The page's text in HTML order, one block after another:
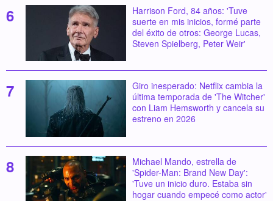
Harrison Ford, 84 años: 'Tuve
suerte en mis inicios, formé parte
del éxito de otros: George Lucas,
Steven Spielberg, Peter Weir'
Giro inesperado: Netflix cambia la
última temporada de 'The Witcher'
con Liam Hemsworth y cancela su
estreno en 2026
Michael Mando, estrella de
'Spider-Man: Brand New Day':
'Tuve un inicio duro. Estaba sin
hogar cuando empecé como actor'